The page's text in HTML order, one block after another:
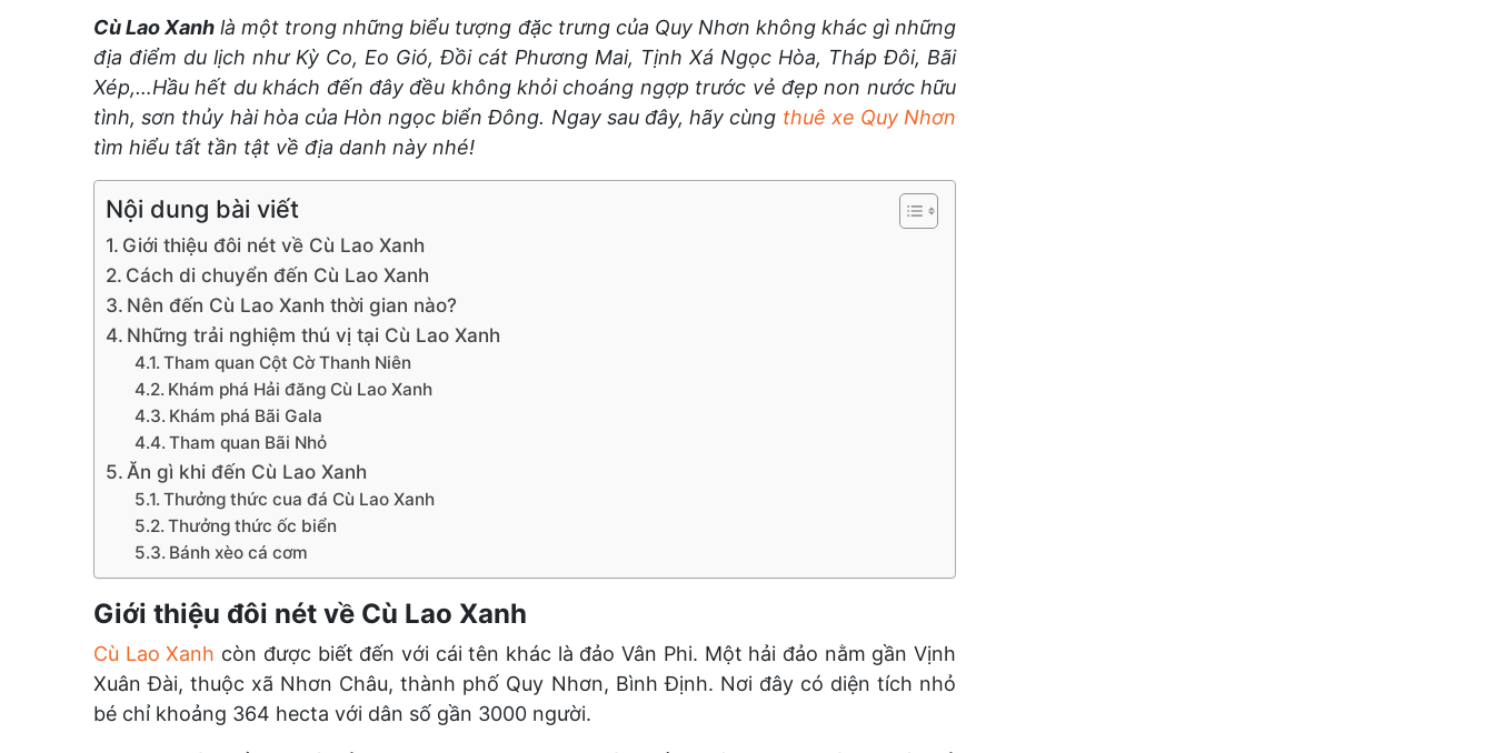
Cù Lao Xanh là một trong những biểu tượng đặc trưng của Quy Nhơn không khác gì những
địa điểm du lịch như Kỳ Co, Eo Gió, Đồi cát Phương Mai, Tịnh Xá Ngọc Hòa, Tháp Đôi, Bãi
Xép,…Hầu hết du khách đến đây đều không khỏi choáng ngợp trước vẻ đẹp non nước hữu
tình, sơn thủy hài hòa của Hòn ngọc biển Đông. Ngay sau đây, hãy cùng thuê xe Quy Nhơn
tìm hiểu tất tần tật về địa danh này nhé!
Nội dung bài viết
Giới thiệu đôi nét về Cù Lao Xanh
Cách di chuyển đến Cù Lao Xanh
Nên đến Cù Lao Xanh thời gian nào?
Những trải nghiệm thú vị tại Cù Lao Xanh
Tham quan Cột Cờ Thanh Niên
Khám phá Hải đăng Cù Lao Xanh
Khám phá Bãi Gala
Tham quan Bãi Nhỏ
Ăn gì khi đến Cù Lao Xanh
Thưởng thức cua đá Cù Lao Xanh
Thưởng thức ốc biển
Bánh xèo cá cơm
Giới thiệu đôi nét về Cù Lao Xanh
Cù Lao Xanh còn được biết đến với cái tên khác là đảo Vân Phi. Một hải đảo nằm gần Vịnh
Xuân Đài, thuộc xã Nhơn Châu, thành phố Quy Nhơn, Bình Định. Nơi đây có diện tích nhỏ
bé chỉ khoảng 364 hecta với dân số gần 3000 người.